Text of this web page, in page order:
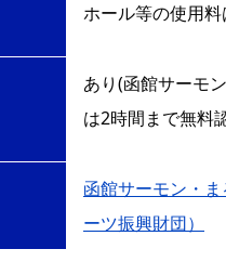
ホール等の使用
あり(函館サーモ
は2時間まで無料
函館サーモン・
ーツ振興財団）